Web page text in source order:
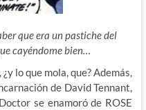
que era un pastiche del
cayéndome bien…
lo que mola, que? Además,
de David Tennant,
se enamoró de ROSE